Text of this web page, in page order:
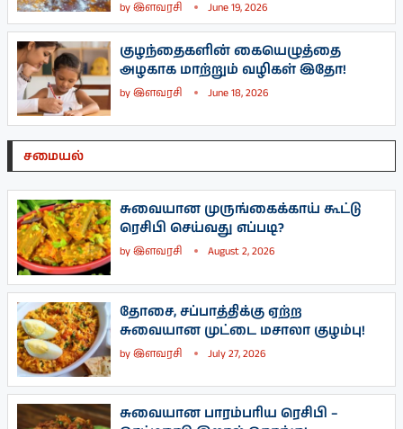
byஇளவரசி June 19, 2026
குழந்தைகளின் கையெழுத்தை
அழகாக மாற்றும் வழிகள் இதோ!
byஇளவரசி June 18, 2026
சமையல்
சுவையான முருங்கைக்காய் கூட்டு
ரெசிபி செய்வது எப்படி?
byஇளவரசி August 2, 2026
தோசை, சப்பாத்திக்கு ஏற்ற
சுவையான முட்டை மசாலா குழம்பு!
byஇளவரசி July 27, 2026
சுவையான பாரம்பரிய ரெசிபி –